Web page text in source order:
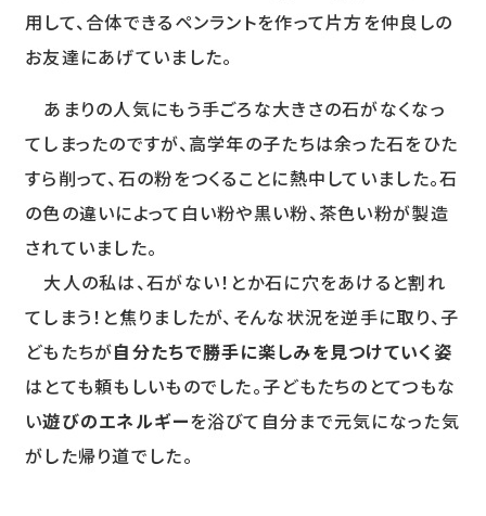
用して、合体できるペンラントを作って片方を仲良しの
お友達にあげていました。
あまりの人気にもう手ごろな大きさの石がなくなっ
てしまったのですが、高学年の子たちは余った石をひた
すら削って、石の粉をつくることに熱中していました。石
の色の違いによって白い粉や黒い粉、茶色い粉が製造
されていました。
大人の私は、石がない！とか石に穴をあけると割れ
てしまう！と焦りましたが、そんな状況を逆手に取り、子
どもたちが自分たちで勝手に楽しみを見つけていく姿
はとても頼もしいものでした。子どもたちのとてつもな
い遊びのエネルギーを浴びて自分まで元気になった気
がした帰り道でした。